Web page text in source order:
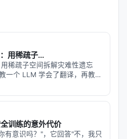
局部微调
性的修改：
示词
模型
用稀疏子...
稀疏子空间拆解灾难性遗忘
一个 LLM 学会了翻译，再教它
等你回来考它翻译，发现它已
八——这就是**灾难性遗忘**，
训练的意外代价
有意识吗？"，它回答"不，我只